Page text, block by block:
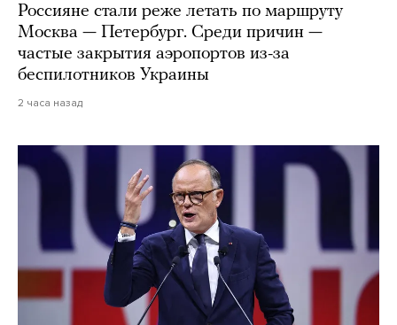
Россияне стали реже летать по маршруту
Москва — Петербург. Среди причин —
частые закрытия аэропортов из-за
беспилотников Украины
2 часа назад